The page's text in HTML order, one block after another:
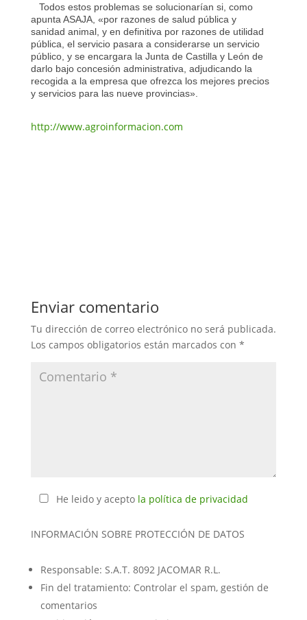
Todos estos problemas se solucionarían si, como
apunta ASAJA, «por razones de salud pública y
sanidad animal, y en definitiva por razones de utilidad
pública, el servicio pasara a considerarse un servicio
público, y se encargara la Junta de Castilla y León de
darlo bajo concesión administrativa, adjudicando la
recogida a la empresa que ofrezca los mejores precios
y servicios para las nueve provincias».
http://www.agroinformacion.com
Enviar comentario
Tu dirección de correo electrónico no será publicada.
Los campos obligatorios están marcados con *
He leido y acepto la política de privacidad
INFORMACIÓN SOBRE PROTECCIÓN DE DATOS
Responsable: S.A.T. 8092 JACOMAR R.L.
Fin del tratamiento: Controlar el spam, gestión de
comentarios